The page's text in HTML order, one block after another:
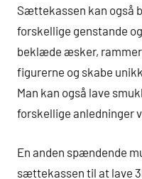
Sættekassen kan også
forskellige genstande
beklæde æsker,
figurerne og skabe
Man kan også lave
forskellige anledninger
En anden spændende
sættekassen til at lave